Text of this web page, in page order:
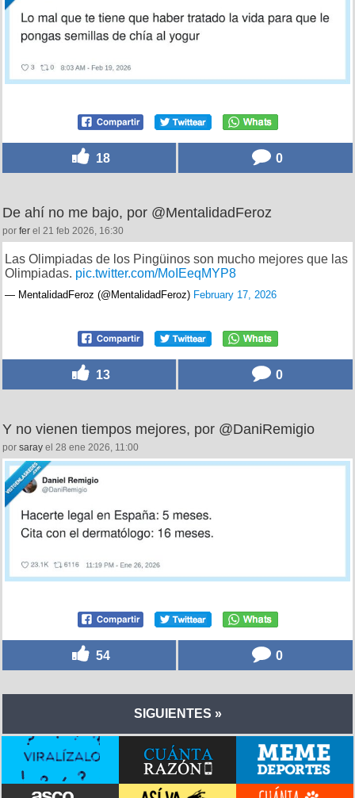
18 0
De ahí no me bajo, por @MentalidadFeroz
por fer el 21 feb 2026, 16:30
Las Olimpiadas de los Pingüinos son mucho mejores que las
Olimpiadas. pic.twitter.com/MoIEeqMYP8
— MentalidadFeroz (@MentalidadFeroz) February 17, 2026
13 0
Y no vienen tiempos mejores, por @DaniRemigio
por saray el 28 ene 2026, 11:00
54 0
SIGUIENTES »